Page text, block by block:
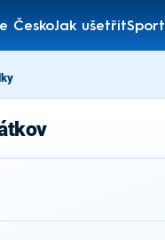
ČeskoJak ušetřitSport